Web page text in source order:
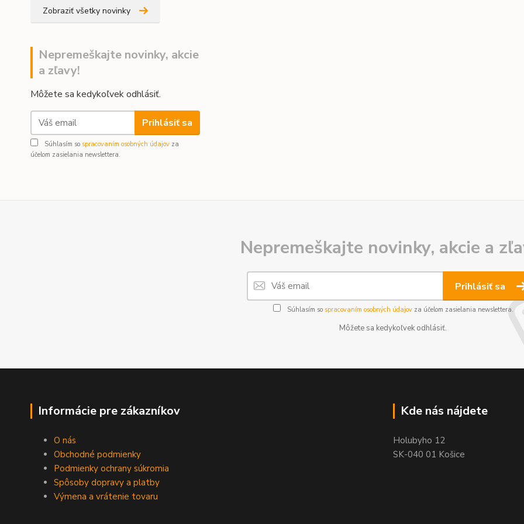
Zobraziť všetky novinky
Nepremeškajte novinky, akcie
a zľavy!
Môžete sa kedykoľvek odhlásiť.
Prihlásiť sa
Súhlasím so spracovaním osobných údajov za
účelom zasielania newslettera.
Nepremeškajte novinky, akcie a
Prihlásiť sa
Súhlasím so spracovaním osobných údajovza účelom zasielania newslettera.
Môžete sa kedykoľvek odhlásiť.
Informácie pre zákazníkov
O nás
Obchodné podmienky
Podmienky ochrany súkromia
Spôsoby dopravy a platby
Výmena a vrátenie tovaru
Kde nás nájdete
Holubyho 12
SK-040 01 Košice